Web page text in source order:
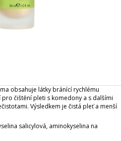
obsahuje látky bránící rychlému
čištění pleti s komedony a s dalšími
Výsledkem je čistá pleť a menší
salicylová, aminokyselina na